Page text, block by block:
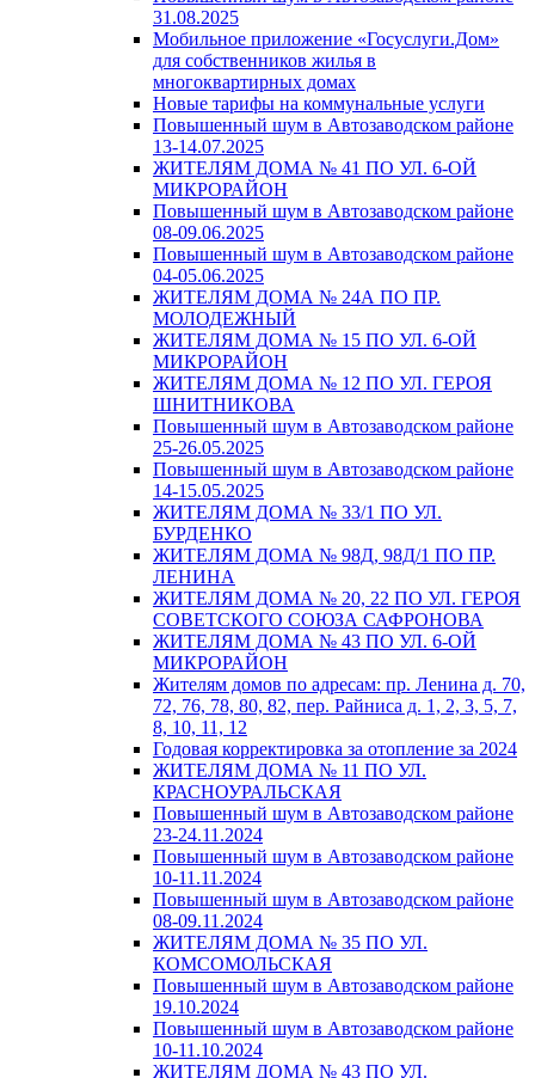
31.08.2025
Мобильное приложение «Госуслуги.Дом»
для собственников жилья в
многоквартирных домах
Новые тарифы на коммунальные услуги
Повышенный шум в Автозаводском районе
13-14.07.2025
ЖИТЕЛЯМ ДОМА № 41 ПО УЛ. 6-ОЙ
МИКРОРАЙОН
Повышенный шум в Автозаводском районе
08-09.06.2025
Повышенный шум в Автозаводском районе
04-05.06.2025
ЖИТЕЛЯМ ДОМА № 24А ПО ПР.
МОЛОДЕЖНЫЙ
ЖИТЕЛЯМ ДОМА № 15 ПО УЛ. 6-ОЙ
МИКРОРАЙОН
ЖИТЕЛЯМ ДОМА № 12 ПО УЛ. ГЕРОЯ
ШНИТНИКОВА
Повышенный шум в Автозаводском районе
25-26.05.2025
Повышенный шум в Автозаводском районе
14-15.05.2025
ЖИТЕЛЯМ ДОМА № 33/1 ПО УЛ.
БУРДЕНКО
ЖИТЕЛЯМ ДОМА № 98Д, 98Д/1 ПО ПР.
ЛЕНИНА
ЖИТЕЛЯМ ДОМА № 20, 22 ПО УЛ. ГЕРОЯ
СОВЕТСКОГО СОЮЗА САФРОНОВА
ЖИТЕЛЯМ ДОМА № 43 ПО УЛ. 6-ОЙ
МИКРОРАЙОН
Жителям домов по адресам: пр. Ленина д. 70,
72, 76, 78, 80, 82, пер. Райниса д. 1, 2, 3, 5, 7,
8, 10, 11, 12
Годовая корректировка за отопление за 2024
ЖИТЕЛЯМ ДОМА № 11 ПО УЛ.
КРАСНОУРАЛЬСКАЯ
Повышенный шум в Автозаводском районе
23-24.11.2024
Повышенный шум в Автозаводском районе
10-11.11.2024
Повышенный шум в Автозаводском районе
08-09.11.2024
ЖИТЕЛЯМ ДОМА № 35 ПО УЛ.
КОМСОМОЛЬСКАЯ
Повышенный шум в Автозаводском районе
19.10.2024
Повышенный шум в Автозаводском районе
10-11.10.2024
ЖИТЕЛЯМ ДОМА № 43 ПО УЛ.